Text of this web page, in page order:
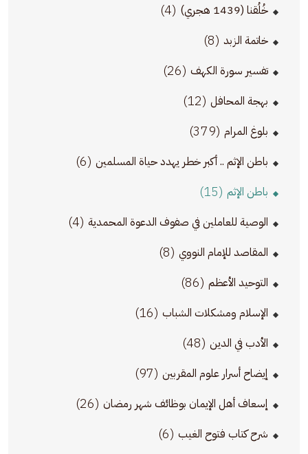
خُلُقنا (1439 هجري) (4)
خاتمة الزبد (8)
تفسير سورة الكهف (26)
بهجة المحافل (12)
بلوغ المرام (379)
باطن الإثم .. أكبر خطر يهدد حياة المسلمين (6)
باطن الإثم (15)
الوصية للعاملين في صفوف الدعوة المحمدية (4)
المقاصد للإمام النووي (8)
التوحيد الأعظم (86)
الإسلام ومشكلات الشباب (16)
الأدب في الدين (48)
إيضاح أسرار علوم المقربين (97)
إسعاف أهل الإيمان بوظائف شهر رمضان (26)
شرح كتاب فتوح الغيب (6)